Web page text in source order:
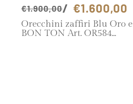
€1.900,00 €1.600,00
Orecchini zaffiri Blu Oro
BON TON Art. OR584